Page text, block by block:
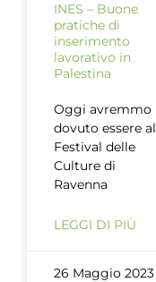
INES – Buone
pratiche di
inserimento
lavorativo in
Palestina
Oggi avremmo
dovuto essere al
Festival delle
Culture di
Ravenna
LEGGI DI PIÙ
26 Maggio 2023